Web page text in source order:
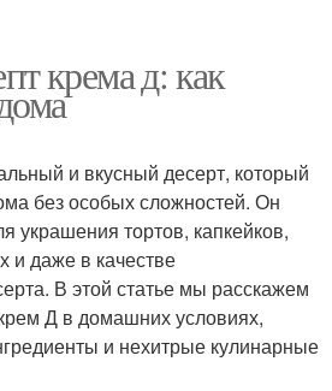
крема д: как
и вкусный десерт, который
без особых сложностей. Он
украшения тортов, капкейков,
и даже в качестве
В этой статье мы расскажем
Д в домашних условиях,
и нехитрые кулинарные